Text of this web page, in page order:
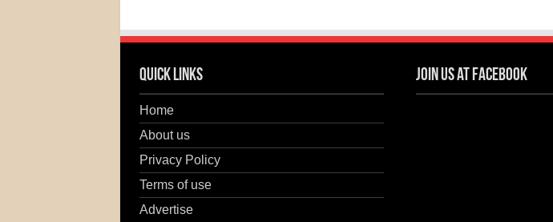
Quick Links
Home
About us
Privacy Policy
Terms of use
Advertise
Join us at Facebook